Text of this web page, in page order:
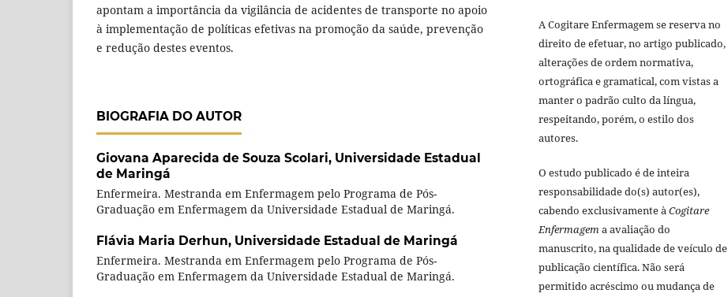
apontam a importância da vigilância de acidentes de transporte no apoio
à implementação de políticas efetivas na promoção da saúde, prevenção
e redução destes eventos.
BIOGRAFIA DO AUTOR
Giovana Aparecida de Souza Scolari, Universidade Estadual
de Maringá
Enfermeira. Mestranda em Enfermagem pelo Programa de Pós-
Graduação em Enfermagem da Universidade Estadual de Maringá.
Flávia Maria Derhun, Universidade Estadual de Maringá
Enfermeira. Mestranda em Enfermagem pelo Programa de Pós-
Graduação em Enfermagem da Universidade Estadual de Maringá.
A Cogitare Enfermagem se reserva no
direito de efetuar, no artigo publicado,
alterações de ordem normativa,
ortográfica e gramatical, com vistas a
manter o padrão culto da língua,
respeitando, porém, o estilo dos
autores.
O estudo publicado é de inteira
responsabilidade do(s) autor(es),
cabendo exclusivamente àCogitare
Enfermagema avaliação do
manuscrito, na qualidade de veículo de
publicação científica. Não será
permitido acréscimo ou mudança de